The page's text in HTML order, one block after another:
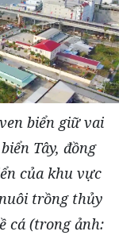
biển giữ vai
Tây, đồng
của khu vực
trồng thủy
cá (trong ảnh: